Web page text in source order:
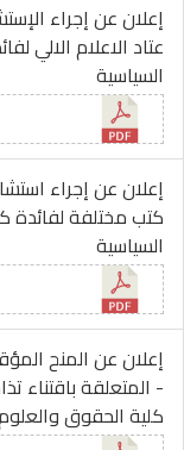
عتاد الاعلام الالي
السياسية
كتب مختلفة لفائدة
السياسية
- المتعلقة باقتناء
كلية الحقوق